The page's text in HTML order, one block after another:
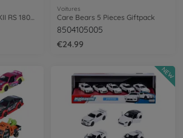
Voitures
Care Bears 5 Pieces Giftpack
8504105005
€24.99
NEW